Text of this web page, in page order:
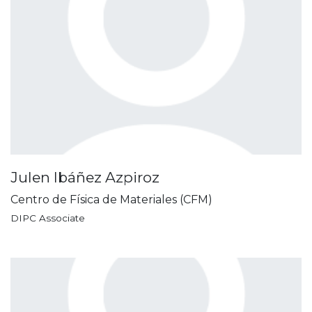
Julen Ibáñez Azpiroz
Centro de Física de Materiales (CFM)
DIPC Associate